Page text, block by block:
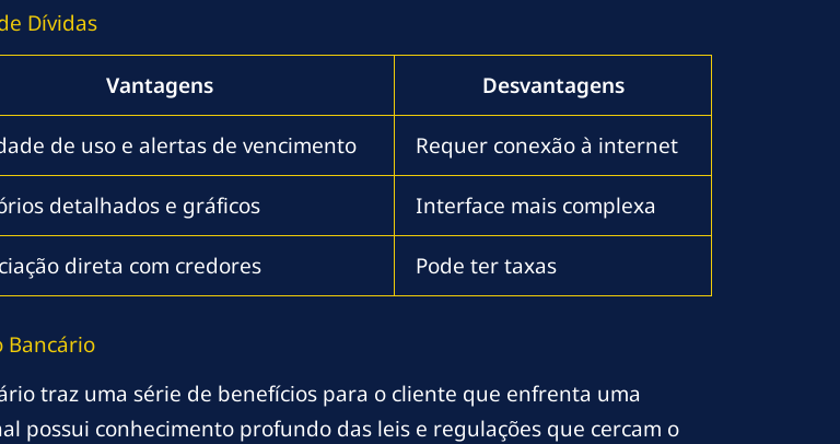
Dívidas
Vantagens Desvantagens
de uso e alertas de vencimento Requer conexão à internet
detalhados e gráficos Interface mais complexa
direta com credores Pode ter taxas
Bancário
traz uma série de benefícios para o cliente que enfrenta uma
possui conhecimento profundo das leis e regulações que cercam o